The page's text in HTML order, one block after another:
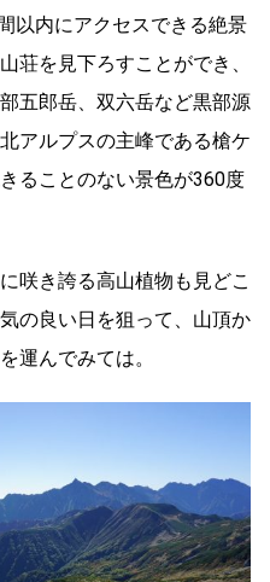
以内にアクセスできる絶景
荘を見下ろすことができ、
五郎岳、双六岳など黒部源
アルプスの主峰である槍ケ
ることのない景色が360度
咲き誇る高山植物も見どこ
の良い日を狙って、山頂か
運んでみては。